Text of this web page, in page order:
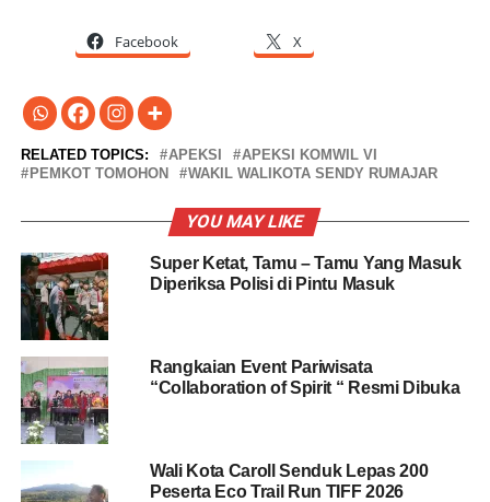
Facebook X
RELATED TOPICS: APEKSI
APEKSI KOMWIL VI
PEMKOT TOMOHON
WAKIL WALIKOTA SENDY RUMAJAR
YOU MAY LIKE
Super Ketat, Tamu – Tamu Yang Masuk
Diperiksa Polisi di Pintu Masuk
Rangkaian Event Pariwisata
“Collaboration of Spirit “ Resmi Dibuka
Wali Kota Caroll Senduk Lepas 200
Peserta Eco Trail Run TIFF 2026